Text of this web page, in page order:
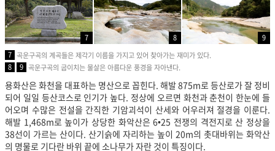
7 8
9
7 곡운구곡의 계곡들은 제각기 이름을 가지고 있어 찾아가는 재미가 있다.
8
9 곡운구곡의 굽이치는 물살은 아름다운 풍경을 자아낸다.
용화산은 화천을 대표하는 명산으로 꼽힌다. 해발 875m로 등산로가 잘 정비
되어 일일 등산코스로 인기가 높다. 정상에 오르면 화천과 춘천이 한눈에 들
어오며 수많은 전설을 간직한 기암괴석이 산세와 어우러져 절경을 이룬다.
해발 1,468m로 높이가 상당한 화악산은 6•25 전쟁의 격전지로 산 정상을
38선이 가르는 산이다. 산기슭에 자리하는 높이 20m의 촛대바위는 화악산
의 명물로 기다란 바위 끝에 소나무가 자란 것이 특징이다.